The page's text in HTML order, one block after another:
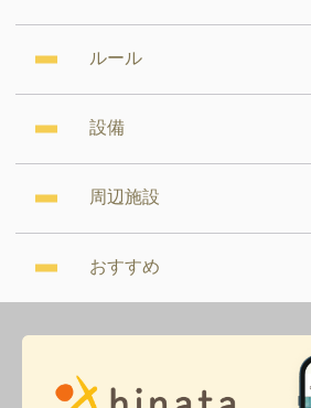
ルール
設備
周辺施設
おすすめ